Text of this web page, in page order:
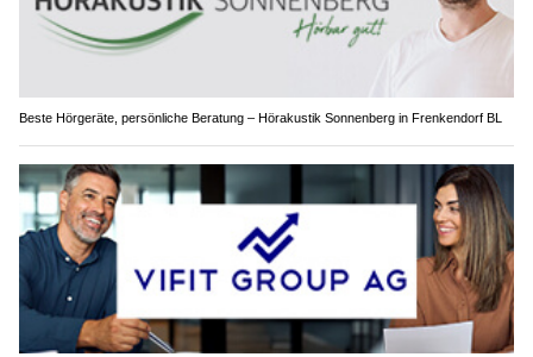
Beste Hörgeräte, persönliche Beratung – Hörakustik Sonnenberg in Frenkendorf BL